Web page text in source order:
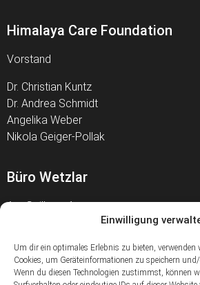
Einwilligung
Um dir ein optimales Erlebnis zu bieten, verwenden
Cookies, um Geräteinformationen zu speichern
Wenn du diesen Technologien zustimmst, können
Himalaya Care Foundation
Vorstand
Dr. Christian Kuntz
Dr. Andrea Schmidt
Angelika Weber
Nikola Geiger-Pollak
Büro Wetzlar
Am Geilberg 1
office@himalayancare.de